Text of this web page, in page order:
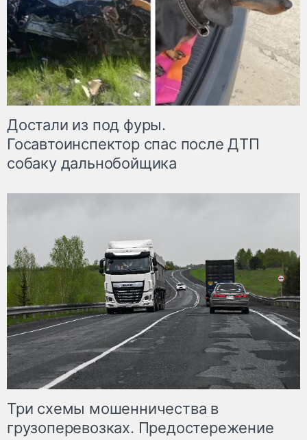
Достали из под фуры.
Госавтоинспектор спас после ДТП
собаку дальнобойщика
Три схемы мошенничества в
грузоперевозках. Предостережение